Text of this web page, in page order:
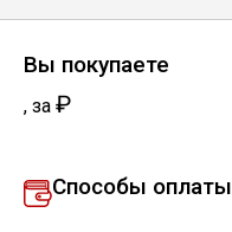
Полоса
Вы покупаете
, за ₽
Способы оплаты